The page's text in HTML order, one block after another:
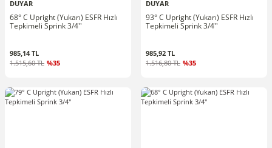
DUYAR
68° C Upright (Yukarı) ESFR Hızlı
Tepkimeli Sprink 3/4''
985,14 TL
1.515,60 TL %35
DUYAR
93° C Upright (Yukarı) ESFR Hızlı
Tepkimeli Sprink 3/4''
985,92 TL
1.516,80 TL %35